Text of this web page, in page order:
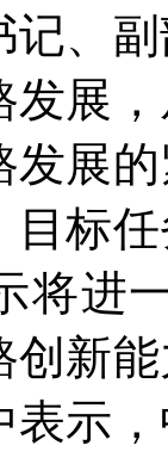
副
发展
发展
目标
将进
创新
表示